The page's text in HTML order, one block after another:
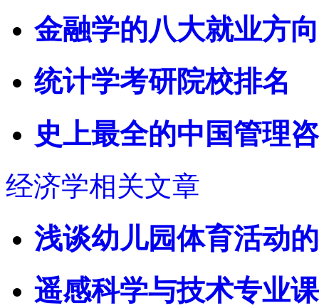
金融学的八大就业方
统计学考研院校排名
史上最全的中国管理
经济学相关文章
浅谈幼儿园体育活动
遥感科学与技术专业